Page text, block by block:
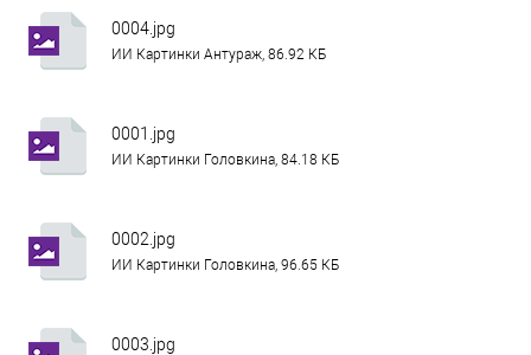
0004.jpg
ИИ Картинки Антураж, 86.92 КБ
0001.jpg
ИИ Картинки Головкина, 84.18 КБ
0002.jpg
ИИ Картинки Головкина, 96.65 КБ
0003.jpg